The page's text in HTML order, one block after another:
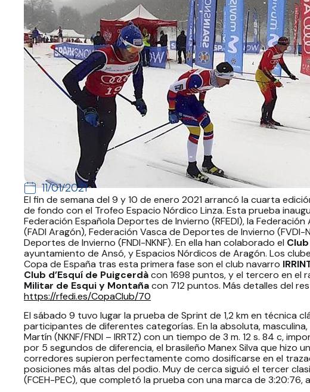
11/01/2021
El fin de semana del 9 y 10 de enero 2021 arrancó la cuarta
de fondo con el Trofeo Espacio Nórdico Linza. Esta prueba
Federación Española Deportes de Invierno (RFEDI), la
(FADI Aragón), Federación Vasca de Deportes de Invierno (FVDI-
Deportes de Invierno (FNDI-NKNF). En ella han colaborado el
ayuntamiento de Ansó, y Espacios Nórdicos de Aragón. Los
Copa de España tras esta primera fase son el club navarro
Club d’Esquí de Puigcerdàcon 1698 puntos, y el tercero en el
Militar de Esqui y Montañacon 712 puntos. Más detalles del
https://rfedi.es/CopaClub/70
El sábado 9 tuvo lugar la prueba de Sprint de 1,2 km en técnica
participantes de diferentes categorías. En la absoluta,
Martín (NKNF/FNDI – IRRTZ) con un tiempo de 3 m. 12 s. 84 c,
por 5 segundos de diferencia, el brasileño Manex Silva que hizo
corredores supieron perfectamente como dosificarse en el
posiciones más altas del podio. Muy de cerca siguió el tercer
(FCEH-PEC), que completó la prueba con una marca de 3:20:76,